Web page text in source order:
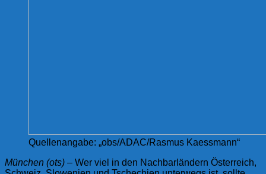
Quellenangabe: „obs/ADAC/Rasmus Kaessmann“
München (ots) – Wer viel in den Nachbarländern Österreich,